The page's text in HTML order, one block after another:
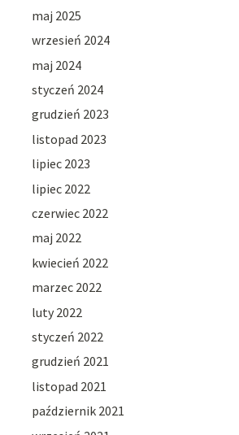
maj 2025
wrzesień 2024
maj 2024
styczeń 2024
grudzień 2023
listopad 2023
lipiec 2023
lipiec 2022
czerwiec 2022
maj 2022
kwiecień 2022
marzec 2022
luty 2022
styczeń 2022
grudzień 2021
listopad 2021
październik 2021